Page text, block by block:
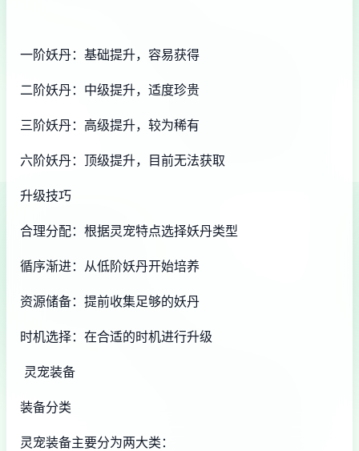
一阶妖丹：基础提升，容易获得
二阶妖丹：中级提升，适度珍贵
三阶妖丹：高级提升，较为稀有
六阶妖丹：顶级提升，目前无法获取
升级技巧
合理分配：根据灵宠特点选择妖丹类型
循序渐进：从低阶妖丹开始培养
资源储备：提前收集足够的妖丹
时机选择：在合适的时机进行升级
灵宠装备
装备分类
灵宠装备主要分为两大类：